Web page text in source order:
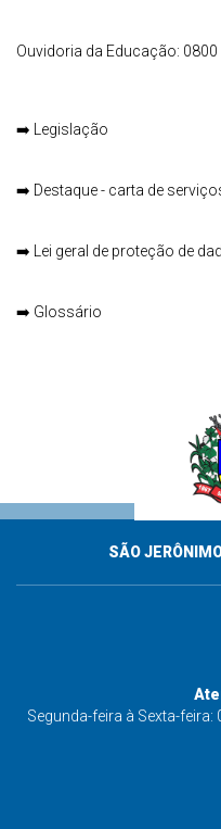
Ouvidoria da Educação:
➡️ Legislação
➡️ Destaque - carta de
➡️ Lei geral de proteção de
➡️ Glossário
SÃO
Segunda-feira à Sexta-feira: